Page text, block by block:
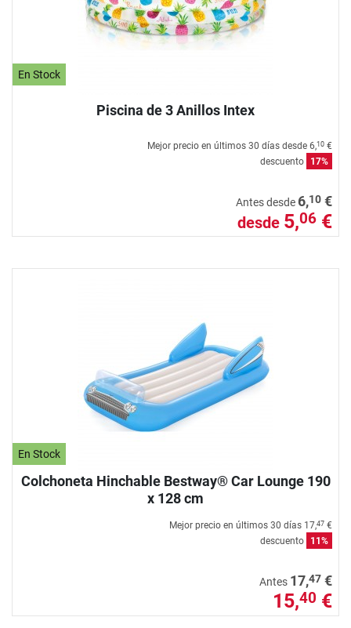
En Stock
Piscina de 3 Anillos Intex
Mejor precio en últimos 30 días desde 6,10 €
descuento
17%
Antes desde 6,10 €
desde 5,06 €
En Stock
Colchoneta Hinchable Bestway® Car Lounge 190
x 128 cm
Mejor precio en últimos 30 días 17,47 €
descuento
11%
Antes 17,47 €
15,40 €